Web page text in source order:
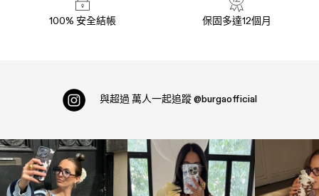
100% 安全結帳 保固多達12個月
與超過 萬人一起追蹤 @burgaofficial